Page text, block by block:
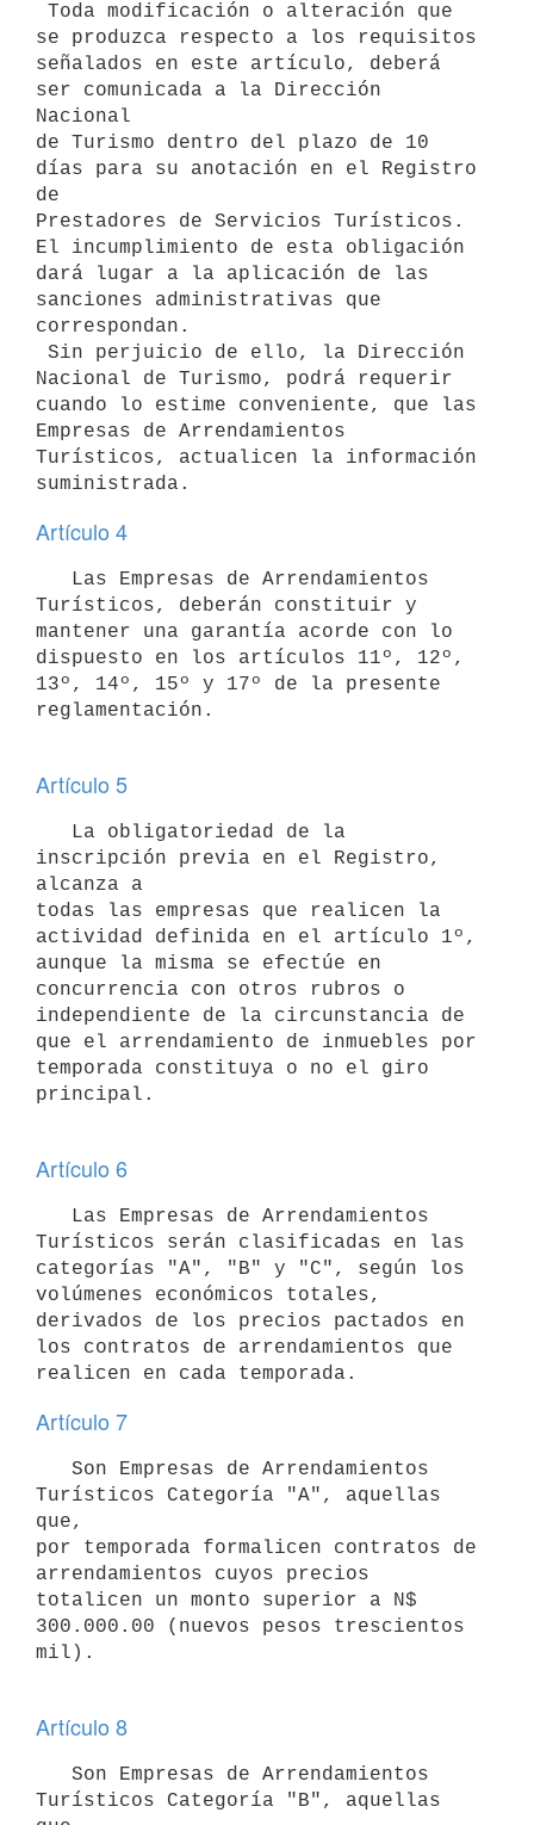
se produzca respecto a los requisitos
señalados en este artículo, deberá
ser comunicada a la Dirección
Nacional
de Turismo dentro del plazo de 10
días para su anotación en el Registro
de
Prestadores de Servicios Turísticos.
El incumplimiento de esta obligación
dará lugar a la aplicación de las
sanciones administrativas que
correspondan.
Nacional de Turismo, podrá requerir
cuando lo estime conveniente, que las
Empresas de Arrendamientos
Turísticos, actualicen la información
Artículo 4
Turísticos, deberán constituir y
mantener una garantía acorde con lo
dispuesto en los artículos 11º, 12º,
13º, 14º, 15º y 17º de la presente
reglamentación.
Artículo 5
inscripción previa en el Registro,
alcanza a
todas las empresas que realicen la
actividad definida en el artículo 1º,
aunque la misma se efectúe en
concurrencia con otros rubros o
independiente de la circunstancia de
que el arrendamiento de inmuebles por
temporada constituya o no el giro
principal.
Artículo 6
Turísticos serán clasificadas en las
categorías "A", "B" y "C", según los
volúmenes económicos totales,
derivados de los precios pactados en
los contratos de arrendamientos que
Artículo 7
Turísticos Categoría "A", aquellas
que,
por temporada formalicen contratos de
arrendamientos cuyos precios
totalicen un monto superior a N$
300.000.00 (nuevos pesos trescientos
mil).
Artículo 8
Turísticos Categoría "B", aquellas